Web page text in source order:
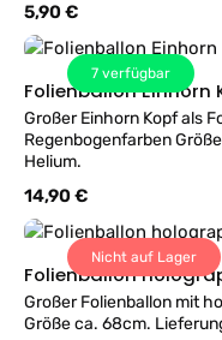
Regulärer Preis:
5,90 €
7 verfügbar
Folienballon Einhorn
Großer Einhorn Kopf als
Regenbogenfarben
Helium.
Regulärer Preis:
14,90 €
Nicht auf Lager
Folienballon
Großer Folienballon mit
Größe ca. 68cm.